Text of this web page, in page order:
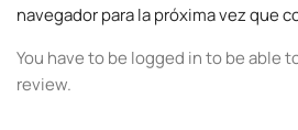
navegador para la próxima vez que
You have to be logged in to be able
review.